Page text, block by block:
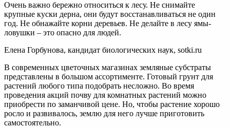
Очень важно бережно относиться к лесу. Не снимайте
крупные куски дерна, они будут восстанавливаться не один
год. Не обнажайте корни деревьев. Не делайте в лесу ямы-
ловушки – это опасно для людей.
Елена Горбунова, кандидат биологических наук, sotki.ru
В современных цветочных магазинах земляные субстраты
представлены в большом ассортименте. Готовый грунт для
растений любого типа подобрать несложно. Во время
проведения акций почву для комнатных растений можно
приобрести по заманчивой цене. Но, чтобы растение хорошо
росло и развивалось, землю для него лучше приготовить
самостоятельно.